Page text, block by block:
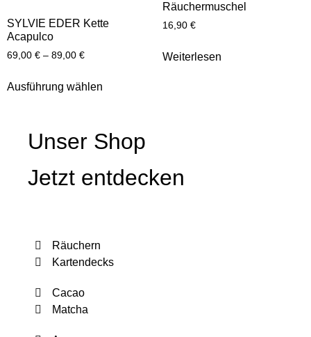
SYLVIE EDER Kette
Acapulco
69,00 € – 89,00 €
Ausführung wählen
Räuchermuschel
16,90 €
Weiterlesen
Unser Shop
Jetzt entdecken
Räuchern
Kartendecks
Cacao
Matcha